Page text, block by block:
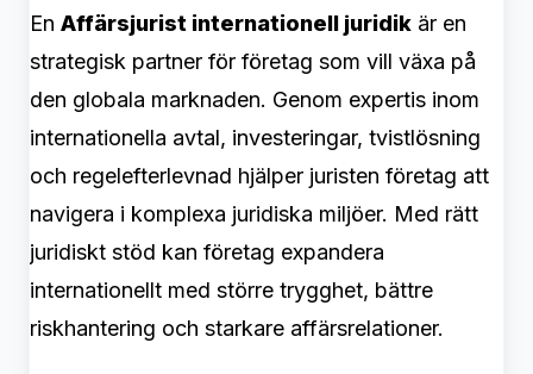
En Affärsjurist internationell juridik är en
strategisk partner för företag som vill växa på
den globala marknaden. Genom expertis inom
internationella avtal, investeringar, tvistlösning
och regelefterlevnad hjälper juristen företag att
navigera i komplexa juridiska miljöer. Med rätt
juridiskt stöd kan företag expandera
internationellt med större trygghet, bättre
riskhantering och starkare affärsrelationer.